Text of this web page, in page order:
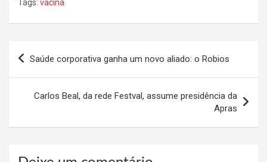
Tags: vacina
Saúde corporativa ganha um novo aliado: o Robios
Carlos Beal, da rede Festval, assume presidência da
Apras